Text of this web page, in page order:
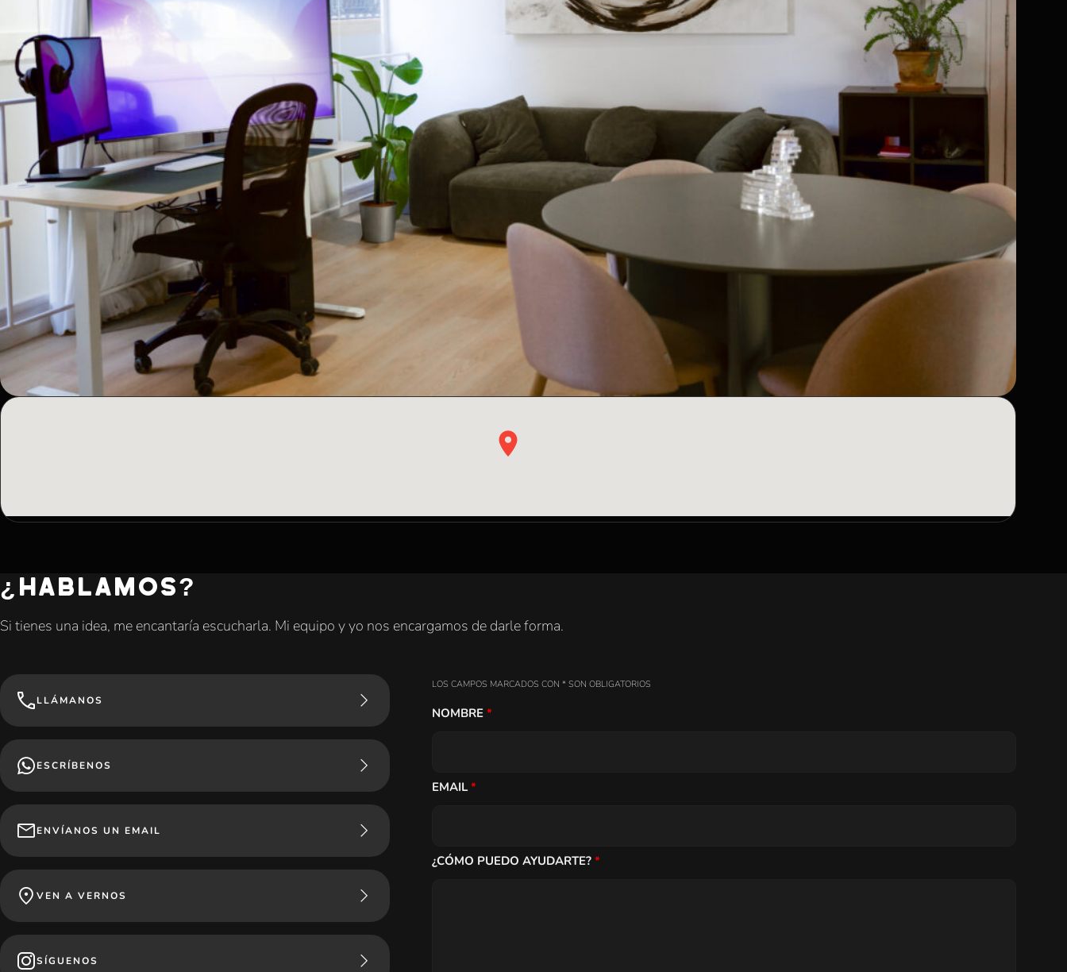
¿HABLAMOS?
Si tienes una idea, me encantaría escucharla. Mi equipo y yo nos encargamos de darle forma.
LLÁMANOS
ESCRÍBENOS
ENVÍANOS UN EMAIL
VEN A VERNOS
SÍGUENOS
LOS CAMPOS MARCADOS CON * SON OBLIGATORIOS
NOMBRE*
EMAIL*
¿CÓMO PUEDO AYUDARTE?*